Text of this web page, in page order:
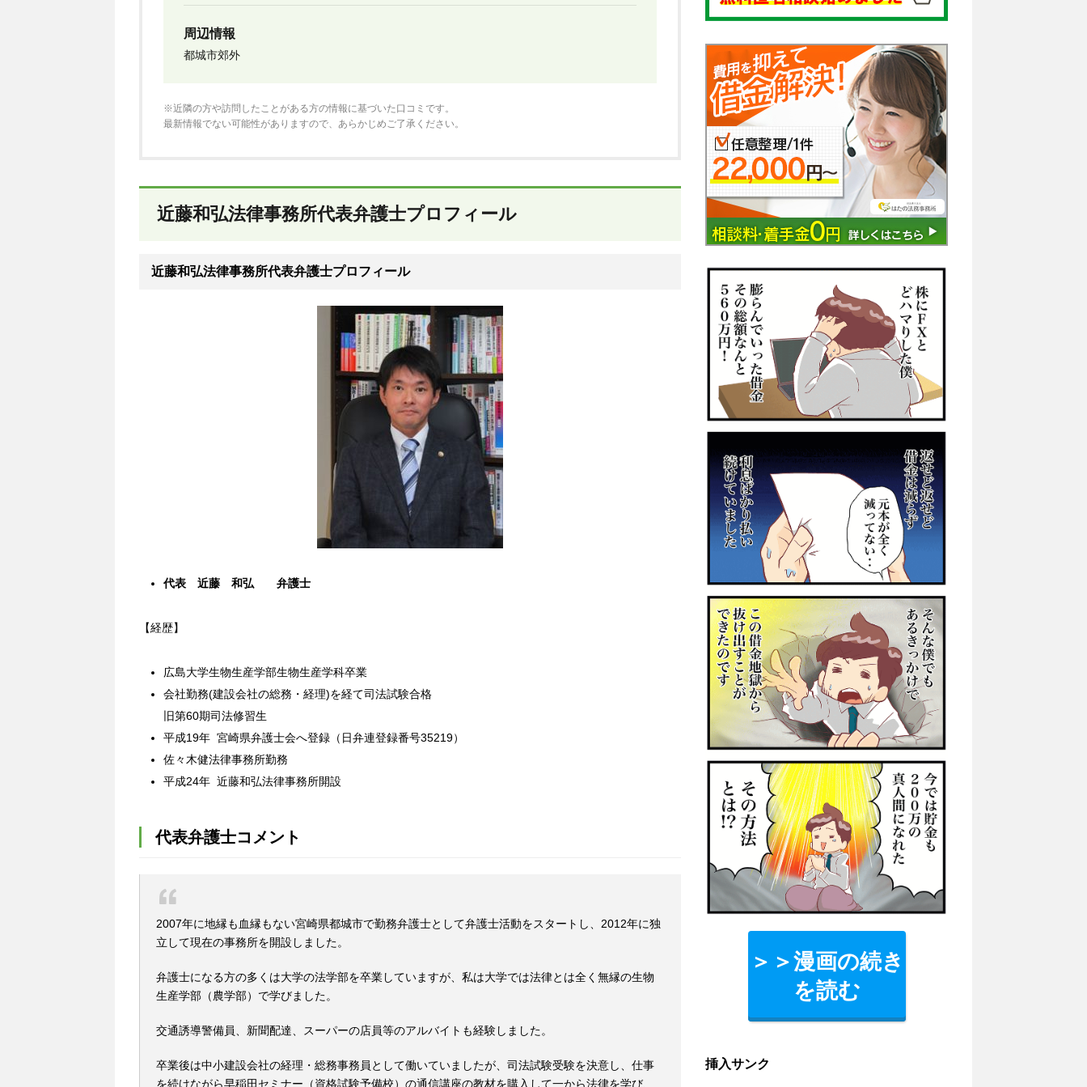
周辺情報
都城市郊外
※近隣の方や訪問したことがある方の情報に基づいた口コミです。
最新情報でない可能性がありますので、あらかじめご了承ください。
近藤和弘法律事務所代表弁護士プロフィール
近藤和弘法律事務所代表弁護士プロフィール
代表 近藤 和弘 弁護士
【経歴】
広島大学生物生産学部生物生産学科卒業
会社勤務(建設会社の総務・経理)を経て司法試験合格
旧第60期司法修習生
平成19年 宮崎県弁護士会へ登録（日弁連登録番号35219）
佐々木健法律事務所勤務
平成24年 近藤和弘法律事務所開設
代表弁護士コメント
2007年に地縁も血縁もない宮崎県都城市で勤務弁護士として弁護士活動をスタートし、2012年に独
立して現在の事務所を開設しました。
弁護士になる方の多くは大学の法学部を卒業していますが、私は大学では法律とは全く無縁の生物
生産学部（農学部）で学びました。
交通誘導警備員、新聞配達、スーパーの店員等のアルバイトも経験しました。
卒業後は中小建設会社の経理・総務事務員として働いていましたが、司法試験受験を決意し、仕事
を続けながら早稲田セミナー（資格試験予備校）の通信講座の教材を購入して一から法律を学び、
＞＞漫画の続き
を読む
挿入サンク